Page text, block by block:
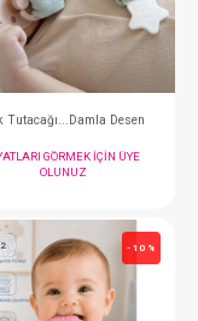
Babyjem Mama
OLUNUZ